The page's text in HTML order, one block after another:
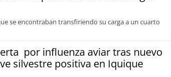
se encontraban transfiriendo su carga a un cuarto
por influenza aviar tras nuevo
silvestre positiva en Iquique